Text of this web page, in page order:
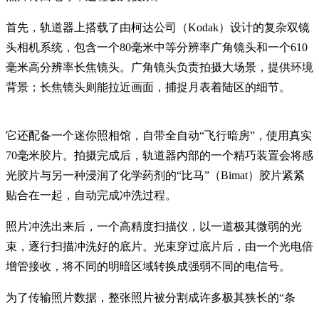
首先，轨道器上搭载了由柯达公司（Kodak）设计的复杂双镜
头相机系统，包含一个80毫米中等分辨率广角镜头和一个610
毫米高分辨率长焦镜头。广角镜头负责拍摄大场景，提供环境
背景；长焦镜头则能拉近画面，捕捉月表着陆区的细节。
它还配备一个迷你照相馆，自带全自动“飞行暗房”，使用真实
70毫米胶片。拍摄完成后，轨道器内部的一个精巧装置会将感
光胶片与另一种浸润了化学药剂的“比马”（Bimat）胶片紧紧
贴合在一起，自动完成冲洗过程。
照片冲洗出来后，一个高精度扫描仪，以一道极其微弱的光
束，逐行扫描冲洗好的底片。光束穿过底片后，由一个光电倍
增管接收，将不同的明暗区域转换成强弱不同的电信号。
为了传输照片数据，整张照片被分割成许多极其狭长的“条